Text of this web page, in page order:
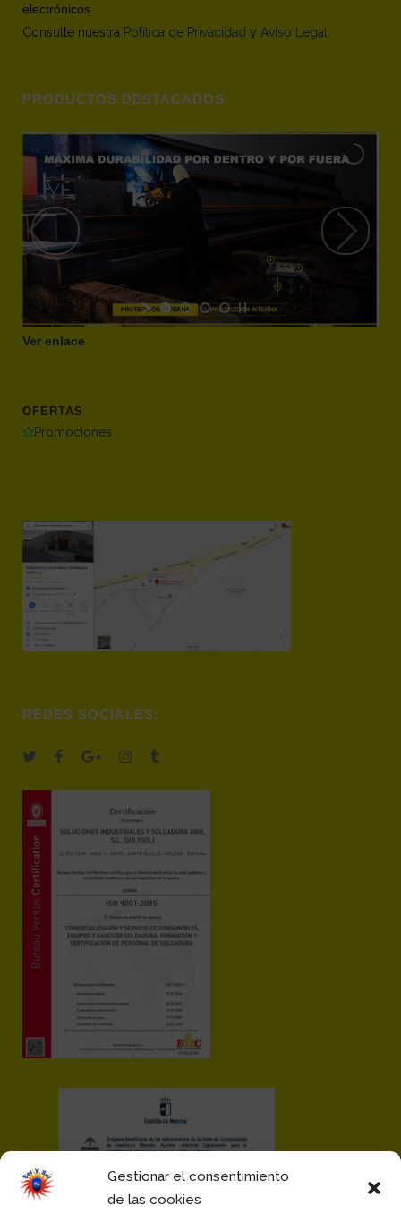
Gestionar el consentimiento
de las cookies
electrónicos.
Consulte nuestra Política de Privacidad y Aviso Legal
PRODUCTOS DESTACADOS
Ver enlace
OFERTAS
Promociones
REDES SOCIALES: